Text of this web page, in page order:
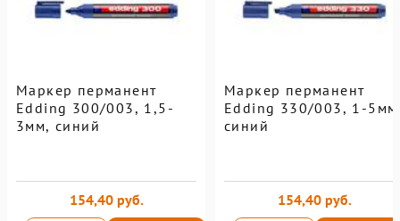
Маркер перманент
Edding 300/003, 1,5-
3мм, синий
154,40 руб.
Маркер перманент
Edding 330/003, 1-
синий
154,40 руб.